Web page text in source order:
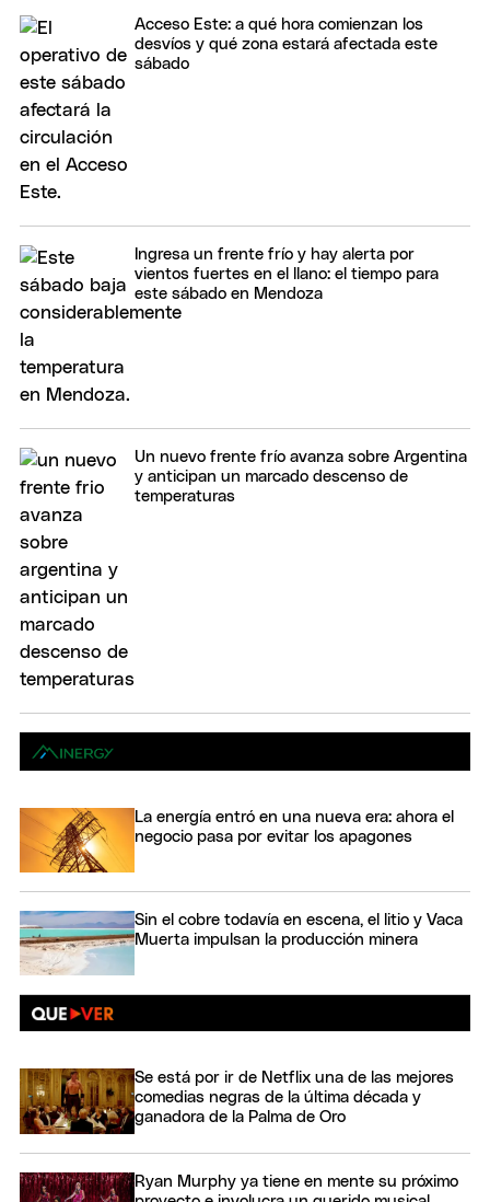
Acceso Este: a qué hora comienzan los
desvíos y qué zona estará afectada este
sábado
Ingresa un frente frío y hay alerta por
vientos fuertes en el llano: el tiempo para
este sábado en Mendoza
Un nuevo frente frío avanza sobre Argentina
y anticipan un marcado descenso de
temperaturas
La energía entró en una nueva era: ahora el
negocio pasa por evitar los apagones
Sin el cobre todavía en escena, el litio y Vaca
Muerta impulsan la producción minera
Se está por ir de Netflix una de las mejores
comedias negras de la última década y
ganadora de la Palma de Oro
Ryan Murphy ya tiene en mente su próximo